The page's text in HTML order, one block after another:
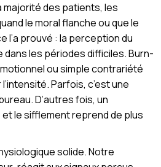
majorité des patients, les
le moral flanche ou que le
l’a prouvé : la perception du
dans les périodes difficiles. Burn-
ou simple contrariété
Parfois, c’est une
D’autres fois, un
le sifflement reprend de plus
solide. Notre